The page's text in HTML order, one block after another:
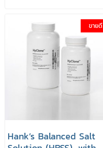
ขายดี
Hank’s Balanced Salt